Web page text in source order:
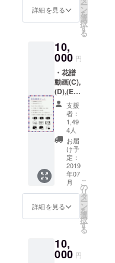
ライブ
映像一
点） ※
エンド
ロール
クレ
ジット
表示希
望のお
名前を
ローマ
字で20
文字以
内で備
考欄に
ご記入
くださ
い。
詳細を見る ー
ン
を
選
択
す
る
10,
000 円
・花譜
動画(C),
(D),(E)
・詩集
朗読音
DL（M
P3） ・
エンド
ロール
クレ
ジット
・「不
可解」
ライブ
点） ・
新曲音
支援
者：
1,49
4人
お届
け予
定：
2019
年07
月
詳細を見る
こ
の
リ
タ
ー
ン
を
選
択
す
る
10,
000 円